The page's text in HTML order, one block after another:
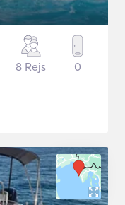
8 Rejs 0